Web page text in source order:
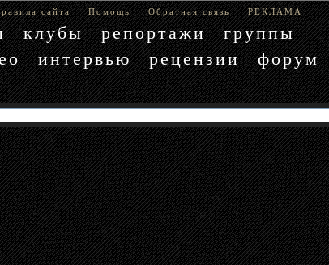
сайта Помощь Обратная связь РЕКЛАМА
клубы репортажи
группы
интервью рецензии форум